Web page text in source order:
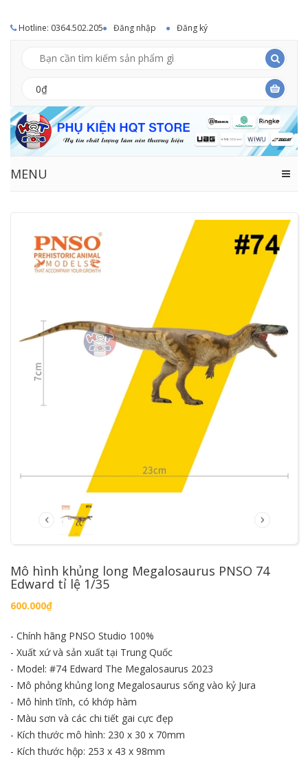
Hotline: 0364.502.205 Đăng nhập Đăng ký
0₫
MENU
Mô hình khủng long Megalosaurus PNSO 74
Edward tỉ lệ 1/35
600.000₫
- Chính hãng PNSO Studio 100%
- Xuất xứ và sản xuất tại Trung Quốc
- Model: #74 Edward The Megalosaurus 2023
- Mô phỏng khủng long Megalosaurus sống vào kỷ Jura
- Mô hình tĩnh, có khớp hàm
- Màu sơn và các chi tiết gai cực đẹp
- Kích thước mô hình: 230 x 30 x 70mm
- Kích thước hộp: 253 x 43 x 98mm